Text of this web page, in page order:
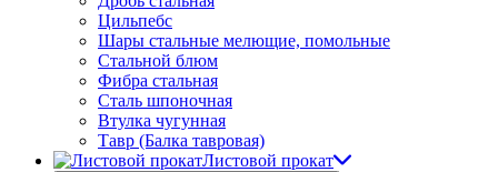
Цильпебс
Шары стальные мелющие, помольные
Стальной блюм
Фибра стальная
Сталь шпоночная
Втулка чугунная
Тавр (Балка тавровая)
Листовой прокат